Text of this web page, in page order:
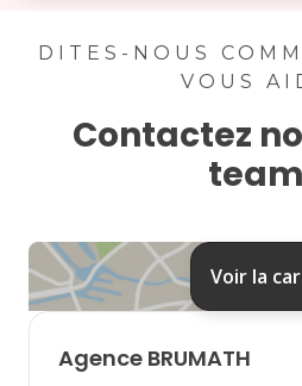
3 4 5
17 18 19
31
DITES-NOUS
VOUS
Contactez
Voir la
Agence BRUMATH